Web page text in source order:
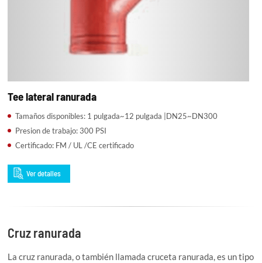
Tee lateral ranurada
Tamaños disponibles: 1 pulgada~12 pulgada |DN25~DN300
Presion de trabajo: 300 PSI
Certificado: FM / UL /CE certificado
Ver detalles
Cruz ranurada
La cruz ranurada, o también llamada cruceta ranurada, es un tipo